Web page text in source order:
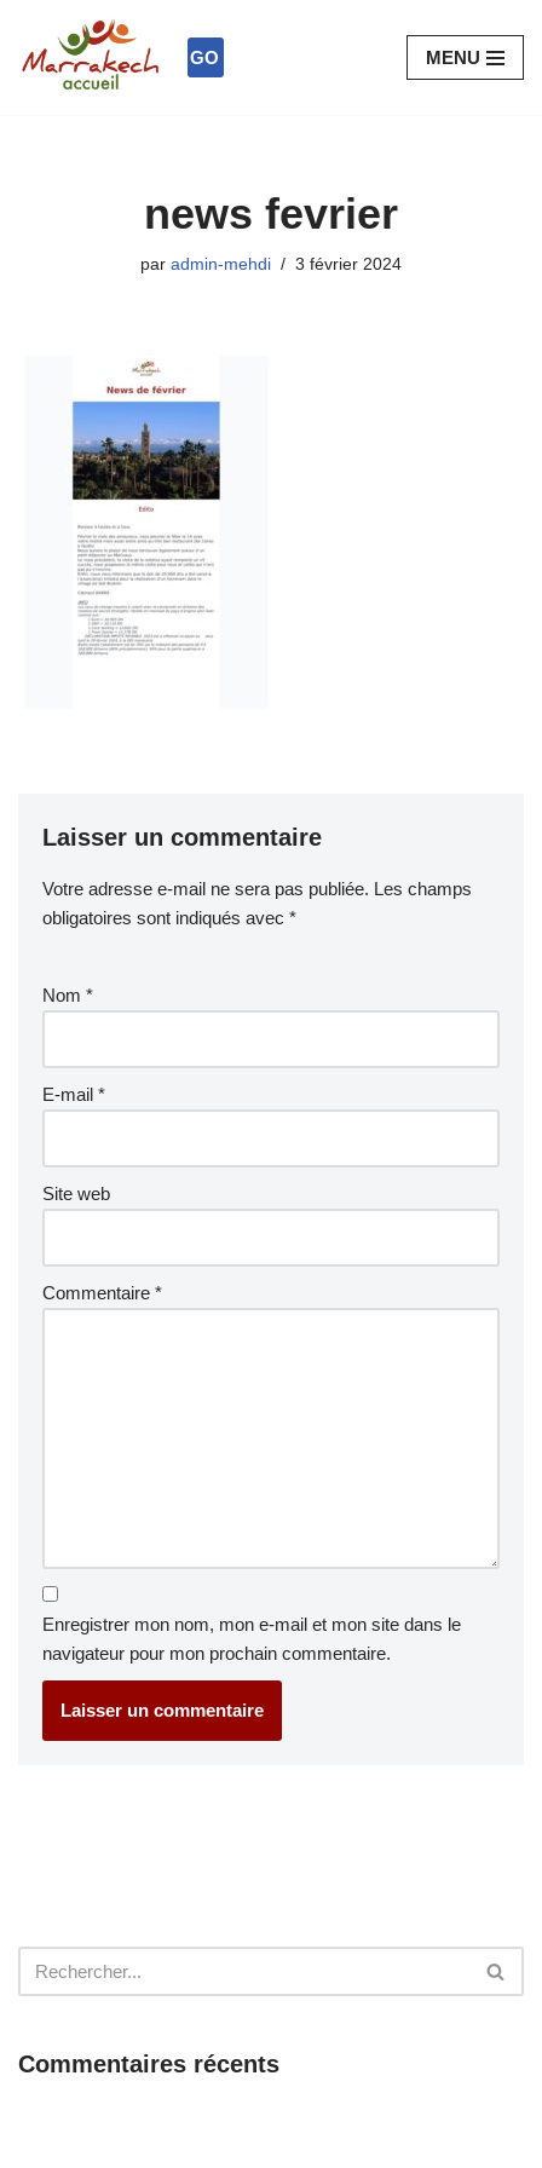
Aller
GO MENU
news fevrier
par admin-mehdi 3 février 2024
Laisser un commentaire
Votre adresse e-mail ne sera pas publiée. Les champs
obligatoires sont indiqués avec *
Nom *
E-mail *
Site web
Commentaire *
Enregistrer mon nom, mon e-mail et mon site dans le
navigateur pour mon prochain commentaire.
Commentaires récents